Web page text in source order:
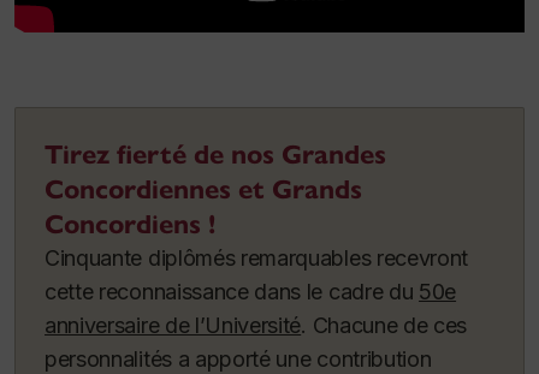
Tirez fierté de nos Grandes
Concordiennes et Grands
Concordiens !
Cinquante diplômés remarquables recevront
cette reconnaissance dans le cadre du 50e
anniversaire de l’Université. Chacune de ces
personnalités a apporté une contribution